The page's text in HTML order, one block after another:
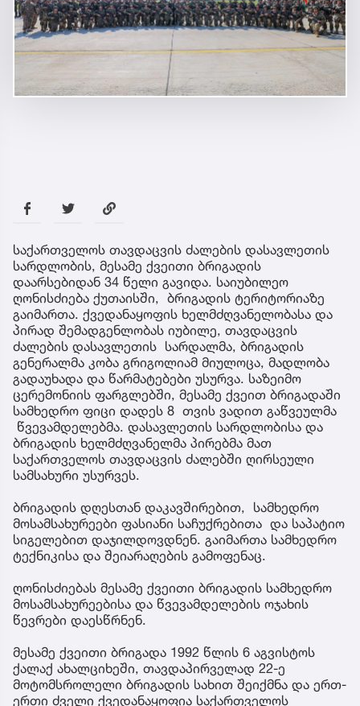
საქართველოს თავდაცვის ძალების დასავლეთის
სარდლობის, მესამე ქვეითი ბრიგადის
დაარსებიდან 34 წელი გავიდა. საიუბილეო
ღონისძიება ქუთაისში, ბრიგადის ტერიტორიაზე
გაიმართა. ქვედანაყოფის ხელმძღვანელობასა და
პირად შემადგენლობას იუბილე, თავდაცვის
ძალების დასავლეთის სარდალმა, ბრიგადის
გენერალმა კობა გრიგოლიამ მიულოცა, მადლობა
გადაუხადა და წარმატებები უსურვა. საზეიმო
ცერემონიის ფარგლებში, მესამე ქვეით ბრიგადაში
სამხედრო ფიცი დადეს 8 თვის ვადით გაწვეულმა
წვევამდელებმა. დასავლეთის სარდლობისა და
ბრიგადის ხელმძღვანელმა პირებმა მათ
საქართველოს თავდაცვის ძალებში ღირსეული
სამსახური უსურვეს.
ბრიგადის დღესთან დაკავშირებით, სამხედრო
მოსამსახურეები ფასიანი საჩუქრებითა და საპატიო
სიგელებით დაჯილდოვდნენ. გაიმართა სამხედრო
ტექნიკისა და შეიარაღების გამოფენაც.
ღონისძიებას მესამე ქვეითი ბრიგადის სამხედრო
მოსამსახურეებისა და წვევამდელების ოჯახის
წევრები დაესწრნენ.
მესამე ქვეითი ბრიგადა 1992 წლის 6 აგვისტოს
ქალაქ ახალციხეში, თავდაპირველად 22-ე
მოტომსროლელი ბრიგადის სახით შეიქმნა და ერთ-
ერთი ძველი ქვედანაყოფია საქართველოს